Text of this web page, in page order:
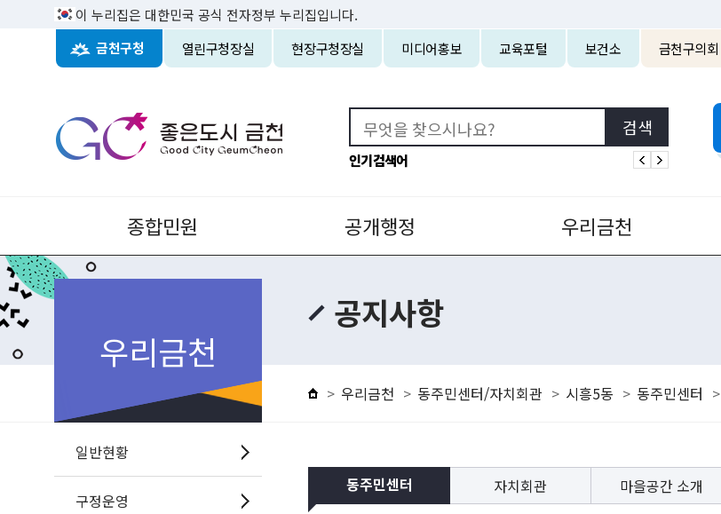
이 누리집은 대한민국 공식 전자정부 누리집입니다.
금천구청 열린구청장실 현장구청장실 미디어홍보 교육포털 보건소 금천구의회
인기검색어
종합민원 공개행정 우리금천
우리금천
일반현황
구정운영
공지사항
우리금천 동주민센터/자치회관 시흥5동 동주민센터
동주민센터 자치회관 마을공간 소개